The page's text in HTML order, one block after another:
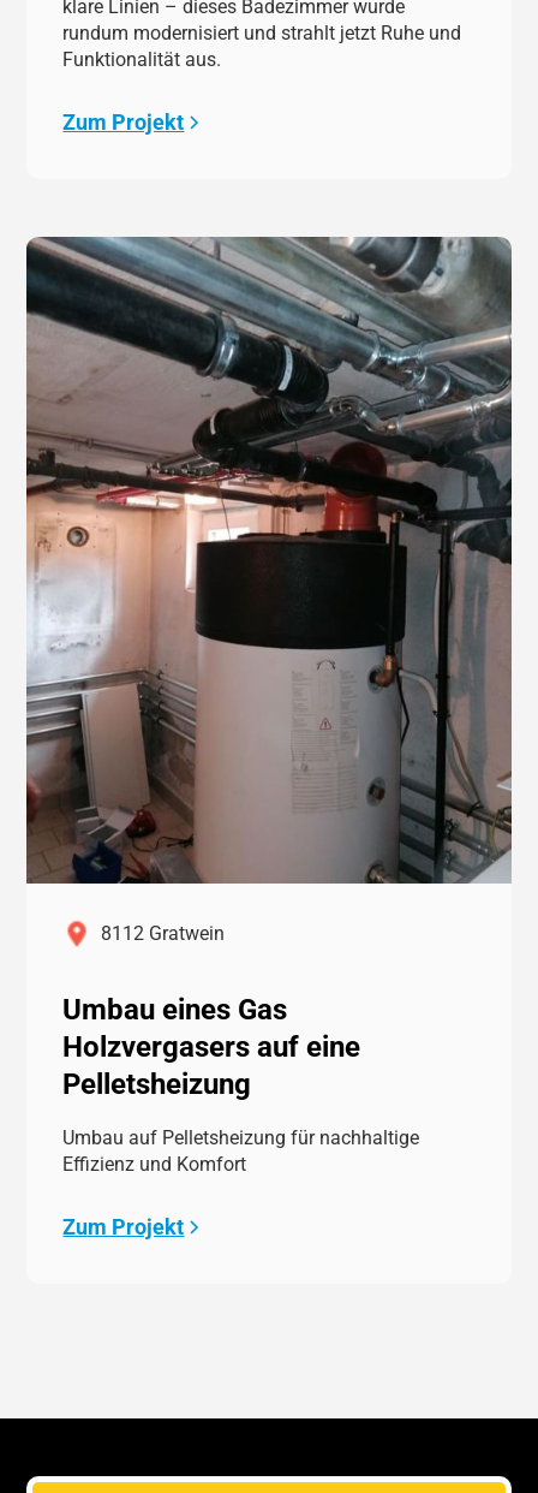
klare Linien – dieses Badezimmer wurde
rundum modernisiert und strahlt jetzt Ruhe und
Funktionalität aus.
Zum Projekt
8112 Gratwein
Umbau eines Gas
Holzvergasers auf eine
Pelletsheizung
Umbau auf Pelletsheizung für nachhaltige
Effizienz und Komfort
Zum Projekt